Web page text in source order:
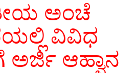
ಅಂಚೆ
ವಿವಿಧ
ಅರ್ಜಿ ಆಹ್ವಾನ